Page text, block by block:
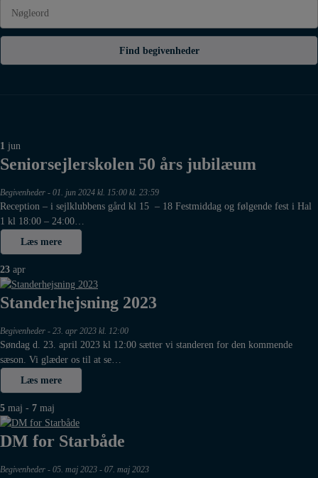
Find begivenheder
1 jun
Seniorsejlerskolen 50 års jubilæum
Begivenheder - 01. jun 2024 kl. 15:00 kl. 23:59
Reception – i sejlklubbens gård kl 15 – 18 Festmiddag og følgende fest i Hal
1 kl 18:00 – 24:00…
Læs mere
23 apr
Standerhejsning 2023
Begivenheder - 23. apr 2023 kl. 12:00
Søndag d. 23. april 2023 kl 12:00 sætter vi standeren for den kommende
sæson. Vi glæder os til at se…
Læs mere
5 maj - 7 maj
DM for Starbåde
Begivenheder - 05. maj 2023 - 07. maj 2023